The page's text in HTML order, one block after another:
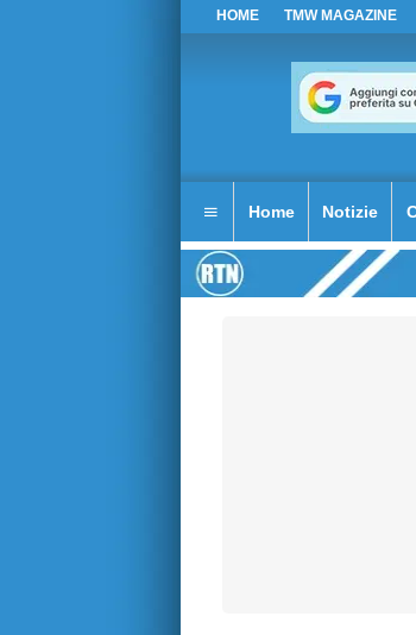
HOME TMW MAGAZINE
Home Notizie